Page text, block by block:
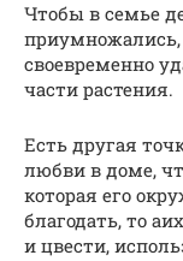
Чтобы в семье
своевременно
части растения.
Есть другая
любви в доме,
которая его
благодать, то
и цвести,